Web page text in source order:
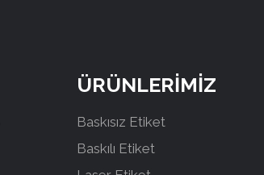
ÜRÜNLERİMİZ
Baskısız Etiket
Baskılı Etiket